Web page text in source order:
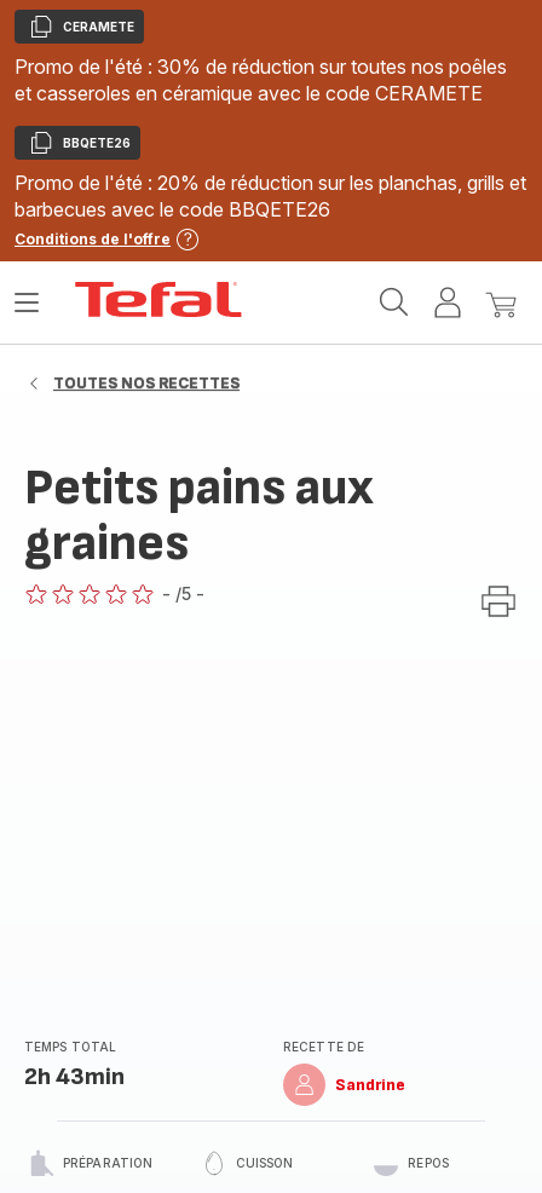
Copier
CERAMETE
Promo de l'été : 30% de réduction sur toutes nos poêles
et casseroles en céramique avec le code CERAMETE
Copier
BBQETE26
Promo de l'été : 20% de réduction sur les planchas, grills et
barbecues avec le code BBQETE26
Conditions de l'offre
MonMon
Ouvrir
TOUTES NOS RECETTES
Petits pains aux
graines
- /5 -
TEMPS TOTAL
2h 43min
RECETTE DE
Sandrine
PRÉPARATION CUISSON REPOS